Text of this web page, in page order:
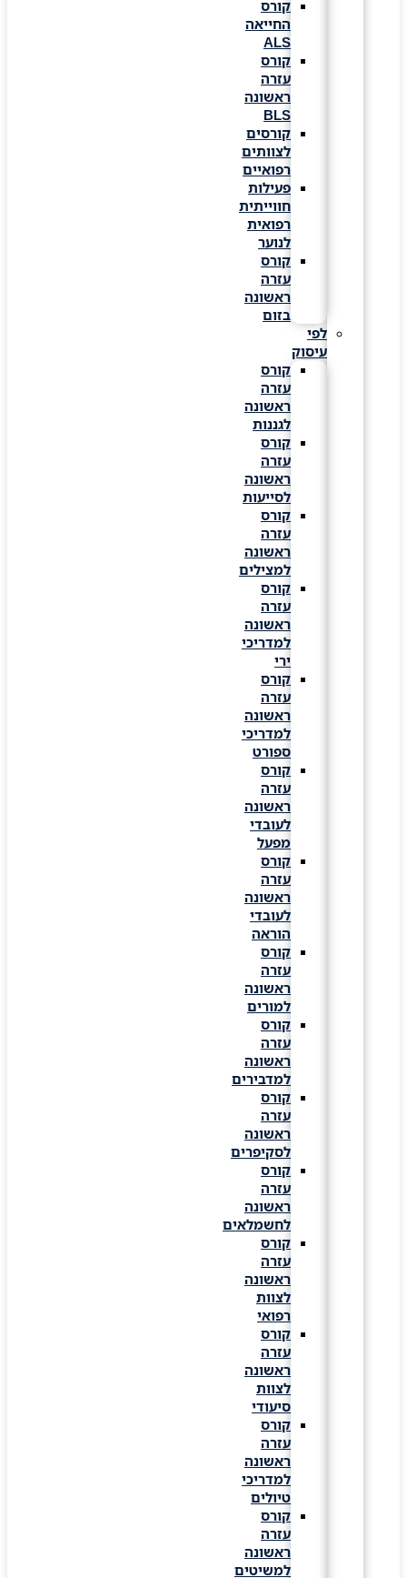
קורס
החייאה
קורס
עזרה
ראשונה
קורסים
לצוותים
רפואיים
פעילות
חווייתית
רפואית
לנוער
קורס
עזרה
ראשונה
לפי
עיסוק
קורס
עזרה
ראשונה
לגננות
קורס
עזרה
ראשונה
לסייעות
קורס
עזרה
ראשונה
למצילים
קורס
עזרה
ראשונה
למדריכי
קורס
עזרה
ראשונה
למדריכי
ספורט
קורס
עזרה
ראשונה
לעובדי
מפעל
קורס
עזרה
ראשונה
לעובדי
הוראה
קורס
עזרה
ראשונה
למורים
קורס
עזרה
ראשונה
למדבירים
קורס
עזרה
ראשונה
לסקיפרים
קורס
עזרה
ראשונה
לחשמלאים
קורס
עזרה
ראשונה
לצוות
רפואי
קורס
עזרה
ראשונה
לצוות
סיעודי
קורס
עזרה
ראשונה
למדריכי
טיולים
קורס
עזרה
ראשונה
למשיטים